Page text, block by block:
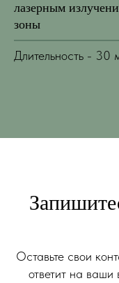
лазерным
зоны
Длительность - 30
Оставьте свои
ответит на